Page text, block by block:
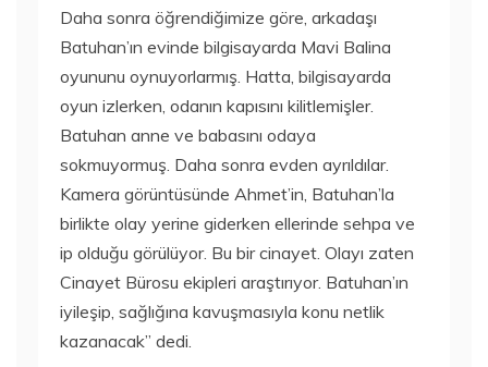
Daha sonra öğrendiğimize göre, arkadaşı
Batuhan’ın evinde bilgisayarda Mavi Balina
oyununu oynuyorlarmış. Hatta, bilgisayarda
oyun izlerken, odanın kapısını kilitlemişler.
Batuhan anne ve babasını odaya
sokmuyormuş. Daha sonra evden ayrıldılar.
Kamera görüntüsünde Ahmet’in, Batuhan’la
birlikte olay yerine giderken ellerinde sehpa ve
ip olduğu görülüyor. Bu bir cinayet. Olayı zaten
Cinayet Bürosu ekipleri araştırıyor. Batuhan’ın
iyileşip, sağlığına kavuşmasıyla konu netlik
kazanacak” dedi.